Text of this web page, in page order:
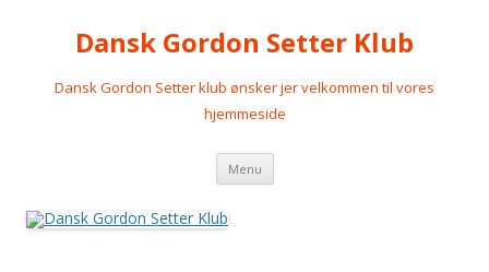
Dansk Gordon Setter Klub
Dansk Gordon Setter klub ønsker jer velkommen til vores
hjemmeside
Menu Videre
indhold